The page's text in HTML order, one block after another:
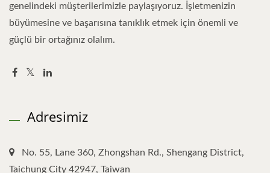
genelindeki müşterilerimizle paylaşıyoruz. İşletmenizin
büyümesine ve başarısına tanıklık etmek için önemli ve
güçlü bir ortağınız olalım.
Adresimiz
No. 55, Lane 360, Zhongshan Rd., Shengang District,
Taichung City 42947, Taiwan